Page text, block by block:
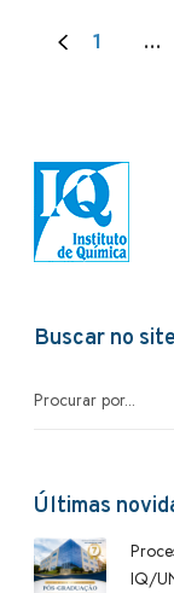
1 …
Buscar no site
Últimas
IQ/